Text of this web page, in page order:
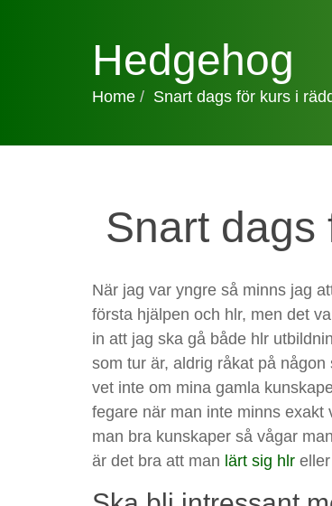
Hedgehog
Home Snart dags för kurs i
Snart dags
När jag var yngre så minns jag
första hjälpen och hlr, men det
in att jag ska gå både hlr
som tur är, aldrig råkat på
vet inte om mina gamla
fegare när man inte minns
man bra kunskaper så vågar
är det bra att man lärt sig hlr